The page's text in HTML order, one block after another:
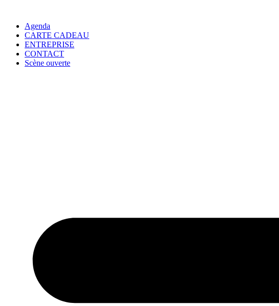
Agenda
CARTE CADEAU
ENTREPRISE
CONTACT
Scène ouverte